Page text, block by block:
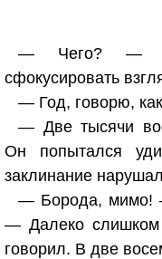
— Чего? —
сфокусировать
— Год, говорю,
— Две тысячи
Он попытался
заклинание
— Борода, мимо!
— Далеко слишком
говорил. В две